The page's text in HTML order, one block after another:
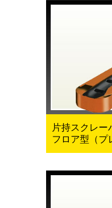
片持スクレー
フロア型（プ